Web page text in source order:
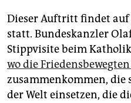
unterstützen
abo
genossenschaft
epaper login
Dieser Auftritt findet auf
statt. Bundeskanzler
Stippvisite beim
wo die
zusammenkommen, die
der Welt einsetzen, die